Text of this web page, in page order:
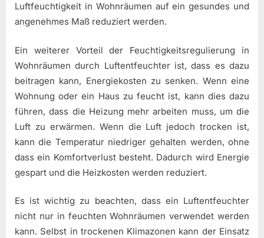
Luftfeuchtigkeit in Wohnräumen auf ein gesundes und
angenehmes Maß reduziert werden.
Ein weiterer Vorteil der Feuchtigkeitsregulierung in
Wohnräumen durch Luftentfeuchter ist, dass es dazu
beitragen kann, Energiekosten zu senken. Wenn eine
Wohnung oder ein Haus zu feucht ist, kann dies dazu
führen, dass die Heizung mehr arbeiten muss, um die
Luft zu erwärmen. Wenn die Luft jedoch trocken ist,
kann die Temperatur niedriger gehalten werden, ohne
dass ein Komfortverlust besteht. Dadurch wird Energie
gespart und die Heizkosten werden reduziert.
Es ist wichtig zu beachten, dass ein Luftentfeuchter
nicht nur in feuchten Wohnräumen verwendet werden
kann. Selbst in trockenen Klimazonen kann der Einsatz